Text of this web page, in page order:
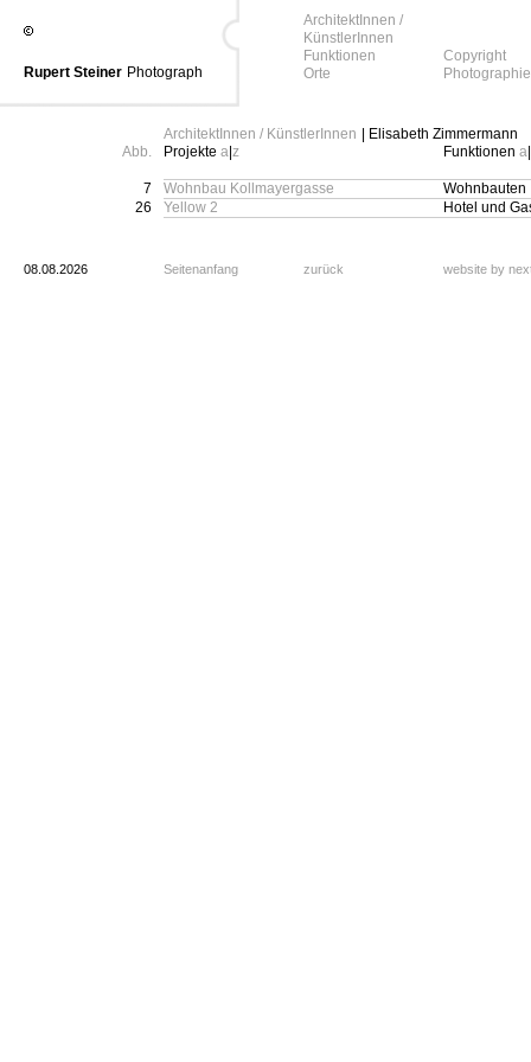
Rupert Steiner Photograph
ArchitektInnen /
KünstlerInnen
Funktionen
Orte
Copyright
Photographie
ArchitektInnen / KünstlerInnen
| Elisabeth Zimmermann
Abb.
Projekte a z Funktionen a
7 Wohnbau Kollmayergasse
Wohnbauten
26
Yellow 2 Hotel und
08.08.2026 Seitenanfang zurück website by